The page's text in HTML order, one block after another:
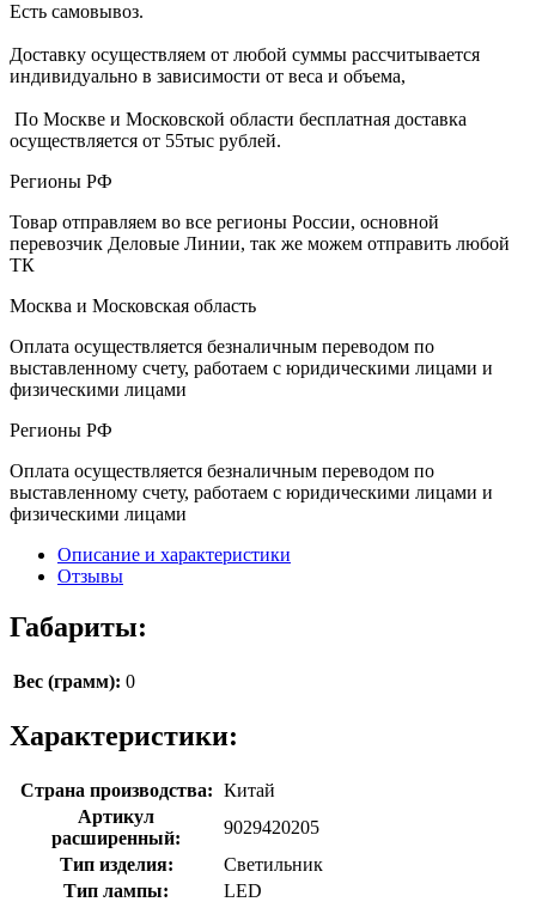
Есть самовывоз.
Доставку осуществляем от любой суммы рассчитывается
индивидуально в зависимости от веса и объема,
По Москве и Московской области бесплатная доставка
осуществляется от 55тыс рублей.
Регионы РФ
Товар отправляем во все регионы России, основной
перевозчик Деловые Линии, так же можем отправить любой
ТК
Москва и Московская область
Оплата осуществляется безналичным переводом по
выставленному счету, работаем с юридическими лицами и
физическими лицами
Регионы РФ
Оплата осуществляется безналичным переводом по
выставленному счету, работаем с юридическими лицами и
физическими лицами
Описание и характеристики
Отзывы
Габариты:
Вес (грамм): 0
Характеристики:
Страна производства: Китай
Артикул
расширенный:
9029420205
Тип изделия:
Светильник
Тип лампы:
LED